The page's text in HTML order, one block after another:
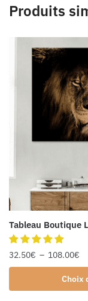
Produits
Tableau Boutique
32.50€ – 108.00€
Choix